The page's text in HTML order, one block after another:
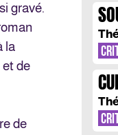
gravé.
la
et de
de